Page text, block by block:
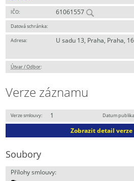
IČO: 61061557
Datová schránka:
Adresa: U sadu 13, Praha, Praha,
Útvar / Odbor:
Verze záznamu
Verze smlouvy: 1 Datum
Zobrazit detail
Soubory
Přílohy smlouvy: